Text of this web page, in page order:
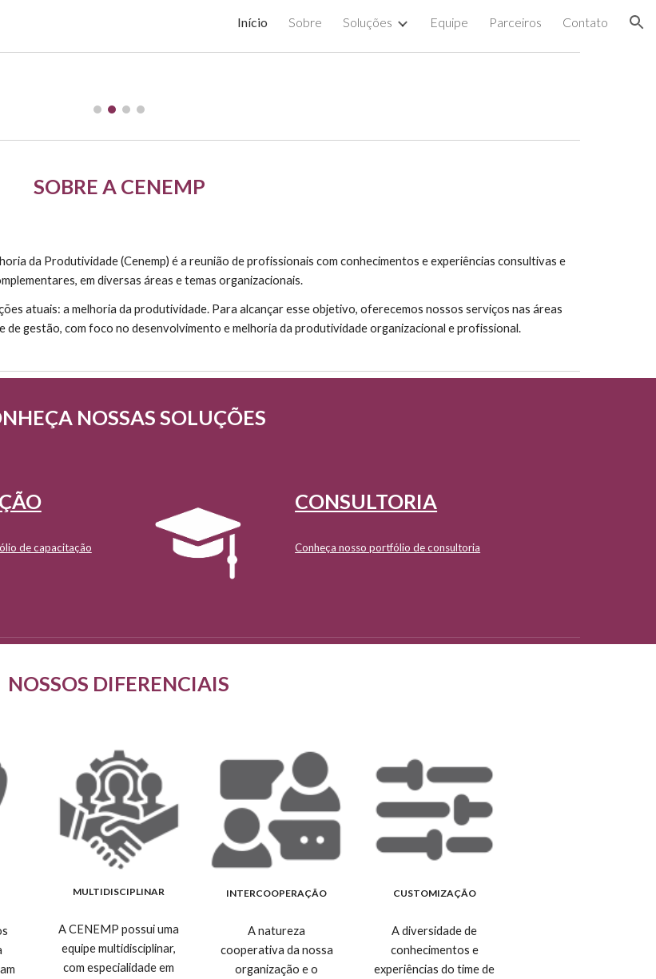
Skip to navigation
Início Sobre Soluções Equipe Parceiros Contato
SOBRE A CENEMP
da Produtividade (Cenemp) é a reunião de profissionais com conhecimentos e experiências consultivas e
em diversas áreas e temas organizacionais.
atuais: a melhoria da produtividade. Para alcançar esse objetivo, oferecemos nossos serviços nas áreas
gestão, com foco no desenvolvimento e melhoria da produtividade organizacional e profissional.
NOSSAS SOLUÇÕES
de capacitação
CONSULTORIA
Conheça nosso portfólio de consultoria
NOSSOS DIFERENCIAIS
MULTIDISCIPLINAR
A CENEMP possui uma
equipe multidisciplinar,
com especialidade em
INTERCOOPERAÇÃO
A natureza
cooperativa da nossa
organização e o
CUSTOMIZAÇÃO
A diversidade de
conhecimentos e
experiências do time de